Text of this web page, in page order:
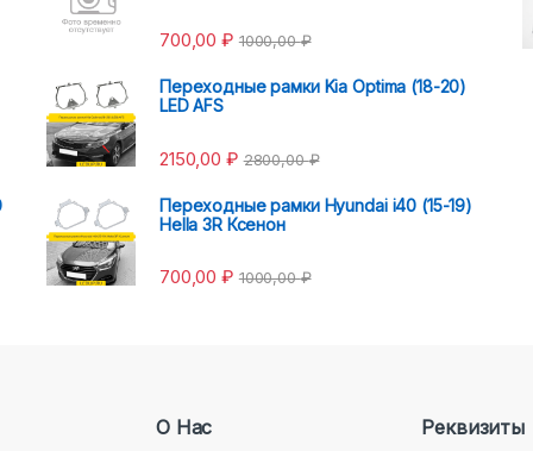
700,00₽ 1000,00₽
Переходные рамки Kia Optima (18-20)
LED AFS
2150,00 ₽ 2800,00₽
Переходные рамки Hyundai i40 (15-19)
Hella 3R Ксенон
700,00₽ 1000,00₽
О Нас Реквизиты